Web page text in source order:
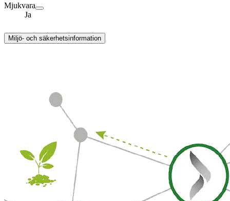
Mjukvara
Ja
Miljö- och säkerhetsinformation